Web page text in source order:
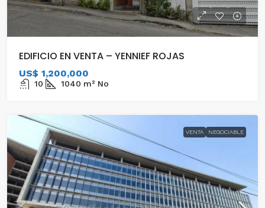
EDIFICIO EN VENTA – YENNIEF ROJAS
US$ 1,200,000
10 1040 m² No
VENTA NEGOCIABLE